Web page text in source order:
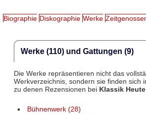
Biographie Diskographie Werke
Werke (110) und Gattungen (9)
Die Werke repräsentieren nicht das
Werkverzeichnis, sondern sie finden sich
zu denen Rezensionen bei Klassik Heute
Bühnenwerk (28)